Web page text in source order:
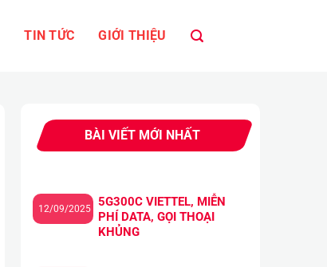
TIN TỨC GIỚI THIỆU
BÀI VIẾT MỚI NHẤT
5G300C VIETTEL, MIỄN
PHÍ DATA, GỌI THOẠI
KHỦNG
12/09/2025